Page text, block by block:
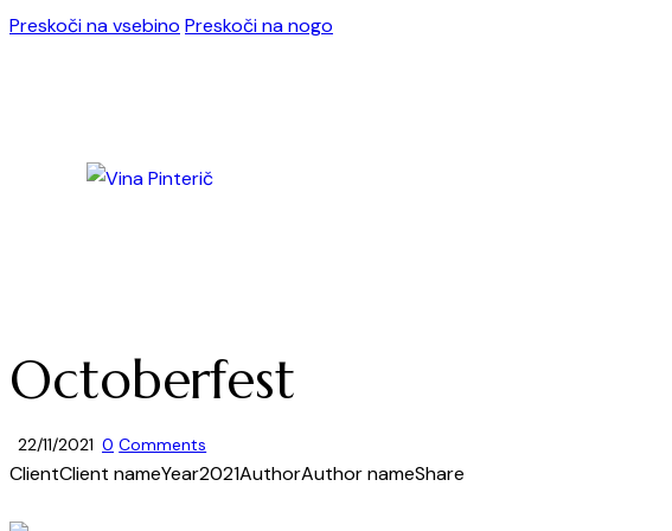
Preskoči na vsebino Preskoči na nogo
Octoberfest
22/11/2021 0 Comments
ClientClient nameYear2021AuthorAuthor nameShare